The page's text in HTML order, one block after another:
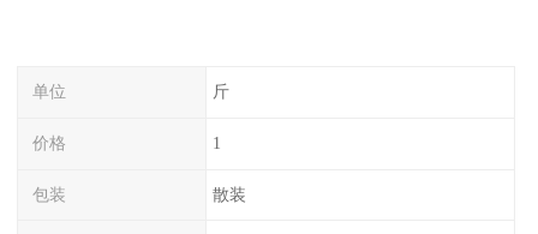
单位 斤
价格 1
包装 散装